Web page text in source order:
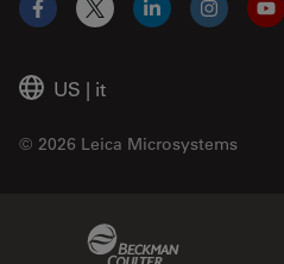
US | it
© 2026 Leica Microsystems
Facebook
X LinkedInInstagram